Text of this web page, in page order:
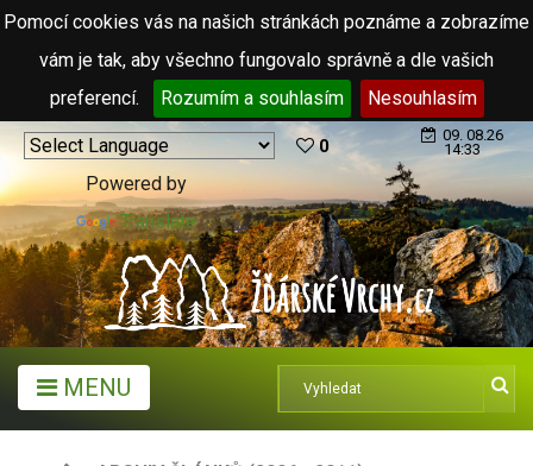
Pomocí cookies vás na našich stránkách poznáme a zobrazíme
vám je tak, aby všechno fungovalo správně a dle vašich
preferencí.
Rozumím a souhlasím Nesouhlasím
Powered by
Translate
0
09. 08.26
14:33
MENU